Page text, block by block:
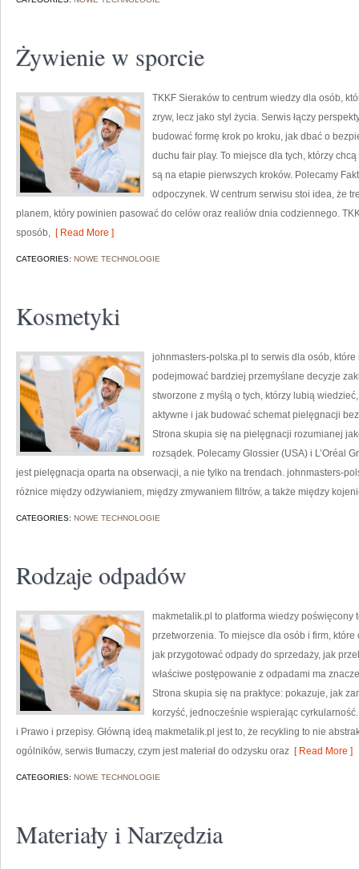
Żywienie w sporcie
TKKF Sieraków to centrum wiedzy dla osób,
zryw, lecz jako styl życia. Serwis łączy
budować formę krok po kroku, jak dbać o
duchu fair play. To miejsce dla tych, którzy
są na etapie pierwszych kroków. Polecamy
odpoczynek. W centrum serwisu stoi idea, że
planem, który powinien pasować do celów oraz realiów dnia codziennego.
sposób, [ Read More ]
CATEGORIES: NOWE TECHNOLOGIE
Kosmetyki
johnmasters-polska.pl to serwis dla osób,
podejmować bardziej przemyślane decyzje
stworzone z myślą o tych, którzy lubią
aktywne i jak budować schemat pielęgnacji
Strona skupia się na pielęgnacji rozumianej
rozsądek. Polecamy Glossier (USA) i L’Oréal
jest pielęgnacja oparta na obserwacji, a nie tylko na trendach. johnmasters-
różnice między odżywianiem, między zmywaniem filtrów, a także między
CATEGORIES: NOWE TECHNOLOGIE
Rodzaje odpadów
makmetalik.pl to platforma wiedzy poświęcony
przetworzenia. To miejsce dla osób i firm,
jak przygotować odpady do sprzedaży, jak
właściwe postępowanie z odpadami ma
Strona skupia się na praktyce: pokazuje, jak
korzyść, jednocześnie wspierając
i Prawo i przepisy. Główną ideą makmetalik.pl jest to, że recykling to nie
ogólników, serwis tłumaczy, czym jest materiał do odzysku oraz [ Read More ]
CATEGORIES: NOWE TECHNOLOGIE
Materiały i Narzędzia